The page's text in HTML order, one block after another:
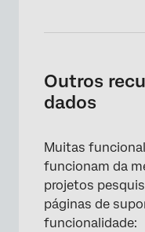
Outros
dados
Muitas
funcionam da
projetos
páginas de
funcionalidade: